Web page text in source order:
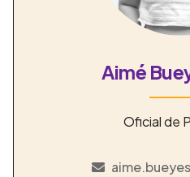
Aimé
Oficial de